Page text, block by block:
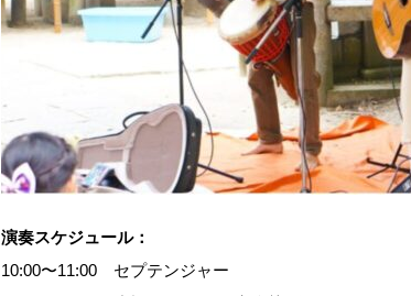
演奏スケジュール：
10:00〜11:00 セプテンジャー